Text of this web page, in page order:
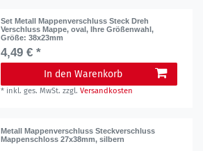
Set Metall Mappenverschluss Steck Dreh
Verschluss Mappe, oval, Ihre Größenwahl,
Größe: 38x23mm
4,49 € *
In den Warenkorb
* inkl. ges. MwSt. zzgl.Versandkosten
Metall Mappenverschluss Steckverschluss
Mappenschloss 27x38mm, silbern